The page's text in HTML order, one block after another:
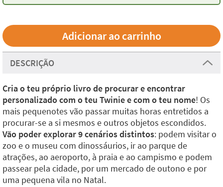
DESCRIÇÃO
Cria o teu próprio livro de procurar e encontrar
personalizado com o teu Twinie e com o teu nome! Os
mais pequenotes vão passar muitas horas entretidos a
procurar-se a si mesmos e outros objetos escondidos.
Vão poder explorar 9 cenários distintos: podem visitar o
zoo e o museu com dinossáurios, ir ao parque de
atrações, ao aeroporto, à praia e ao campismo e podem
passear pela cidade, por um mercado de outono e por
uma pequena vila no Natal.